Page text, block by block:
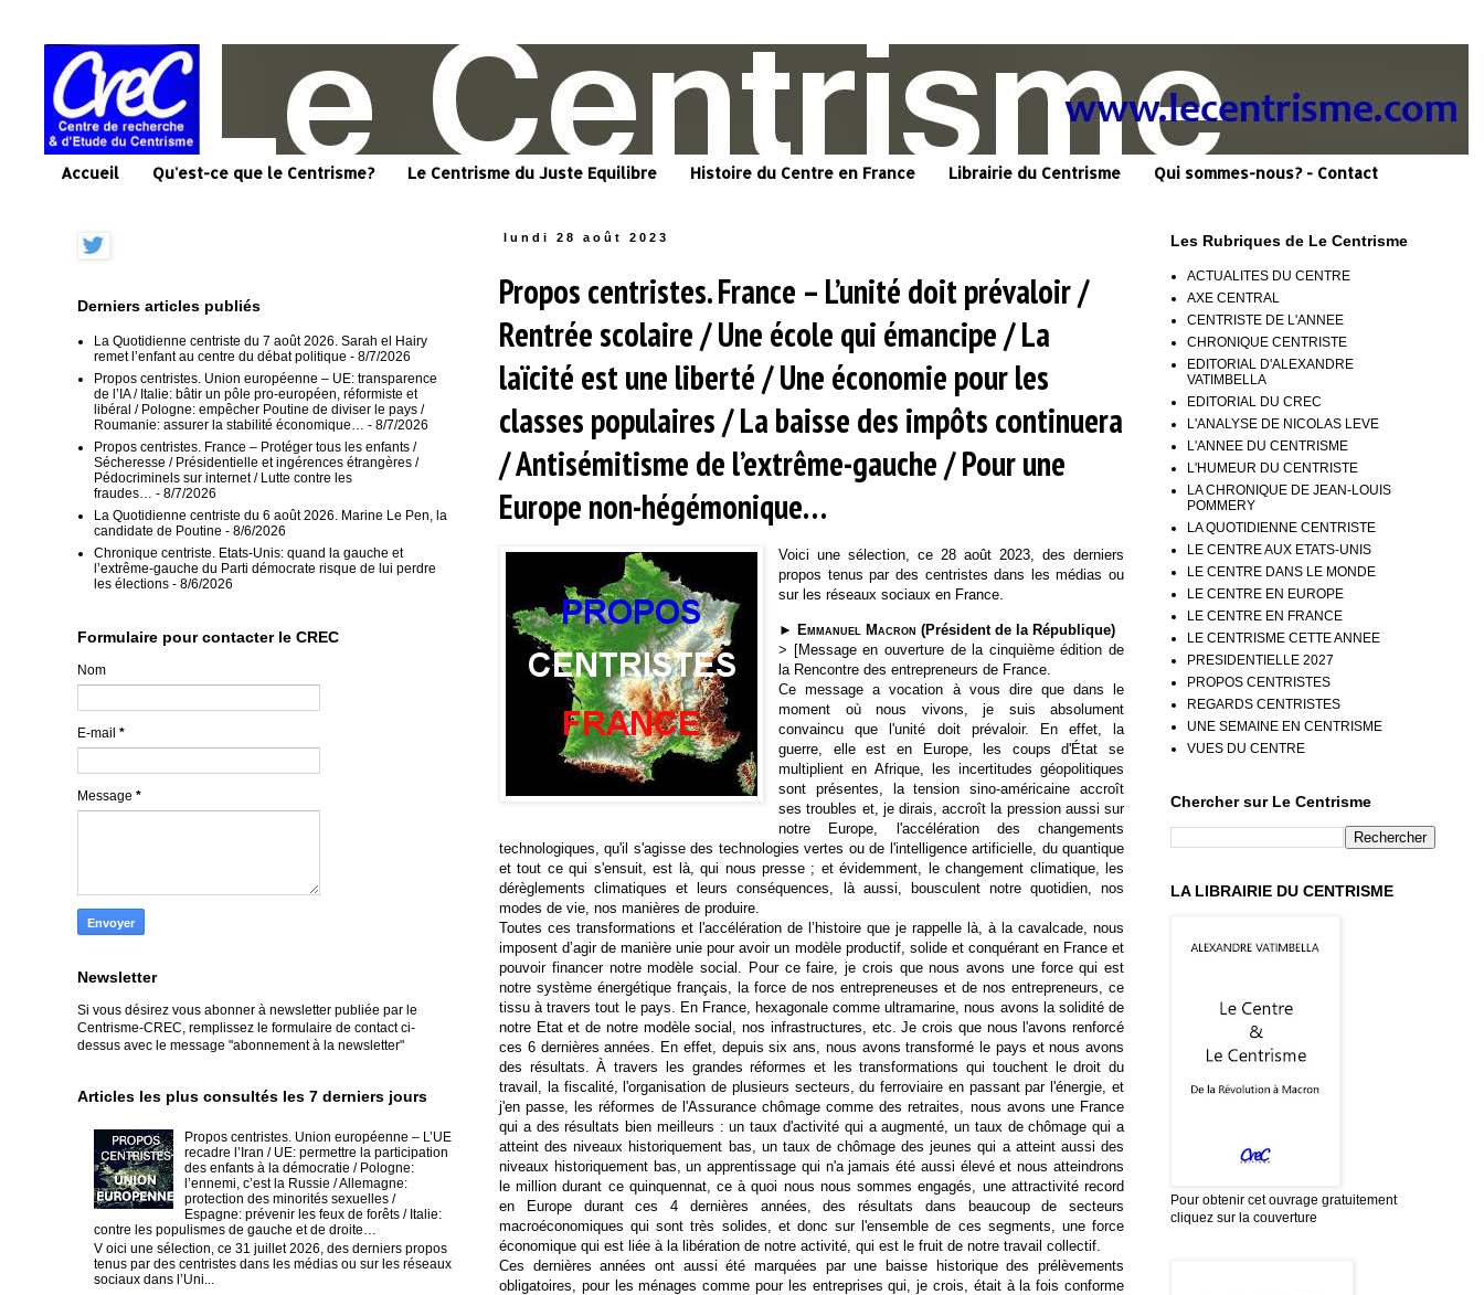
Accueil Qu'est-ce que le Centrisme? Le Centrisme du Juste Equilibre Histoire du Centre en France Librairie du Centrisme Qui sommes-nous? - Contact
lundi 28 août 2023
Propos centristes. France – L’unité doit prévaloir /
Rentrée scolaire / Une école qui émancipe / La
laïcité est une liberté / Une économie pour les
classes populaires / La baisse des impôts continuera
/ Antisémitisme de l’extrême-gauche / Pour une
Europe non-hégémonique…
Voici une sélection, ce 28 août 2023, des derniers
propos tenus par des centristes dans les médias ou
sur les réseaux sociaux en France.
►Emmanuel Macron (Président de la République)
> [Message en ouverture de la cinquième édition de
la Rencontre des entrepreneurs de France.
Ce message a vocation à vous dire que dans le
moment où nous vivons, je suis absolument
convaincu que l'unité doit prévaloir. En effet, la
guerre, elle est en Europe, les coups d'État se
multiplient en Afrique, les incertitudes géopolitiques
sont présentes, la tension sino-américaine accroît
ses troubles et, je dirais, accroît la pression aussi sur
notre Europe, l'accélération des changements
technologiques, qu'il s'agisse des technologies vertes ou de l'intelligence artificielle, du quantique
et tout ce qui s'ensuit, est là, qui nous presse ; et évidemment, le changement climatique, les
dérèglements climatiques et leurs conséquences, là aussi, bousculent notre quotidien, nos
modes de vie, nos manières de produire.
Toutes ces transformations et l'accélération de l’histoire que je rappelle là, à la cavalcade, nous
imposent d’agir de manière unie pour avoir un modèle productif, solide et conquérant en France et
pouvoir financer notre modèle social. Pour ce faire, je crois que nous avons une force qui est
notre système énergétique français, la force de nos entrepreneuses et de nos entrepreneurs, ce
tissu à travers tout le pays. En France, hexagonale comme ultramarine, nous avons la solidité de
notre Etat et de notre modèle social, nos infrastructures, etc. Je crois que nous l'avons renforcé
ces 6 dernières années. En effet, depuis six ans, nous avons transformé le pays et nous avons
des résultats. À travers les grandes réformes et les transformations qui touchent le droit du
travail, la fiscalité, l'organisation de plusieurs secteurs, du ferroviaire en passant par l'énergie, et
j'en passe, les réformes de l'Assurance chômage comme des retraites, nous avons une France
qui a des résultats bien meilleurs : un taux d'activité qui a augmenté, un taux de chômage qui a
atteint des niveaux historiquement bas, un taux de chômage des jeunes qui a atteint aussi des
niveaux historiquement bas, un apprentissage qui n'a jamais été aussi élevé et nous atteindrons
le million durant ce quinquennat, ce à quoi nous nous sommes engagés, une attractivité record
en Europe durant ces 4 dernières années, des résultats dans beaucoup de secteurs
macroéconomiques qui sont très solides, et donc sur l'ensemble de ces segments, une force
économique qui est liée à la libération de notre activité, qui est le fruit de notre travail collectif.
Ces dernières années ont aussi été marquées par une baisse historique des prélèvements
obligatoires, pour les ménages comme pour les entreprises qui, je crois, était à la fois conforme
Derniers articles publiés
La Quotidienne centriste du 7 août 2026. Sarah el Hairy
remet l’enfant au centre du débat politique - 8/7/2026
Propos centristes. Union européenne – UE: transparence
de l’IA / Italie: bâtir un pôle pro-européen, réformiste et
libéral / Pologne: empêcher Poutine de diviser le pays /
Roumanie: assurer la stabilité économique…
- 8/7/2026
Propos centristes. France – Protéger tous les enfants /
Sécheresse / Présidentielle et ingérences étrangères /
Pédocriminels sur internet / Lutte contre les
fraudes…
- 8/7/2026
La Quotidienne centriste du 6 août 2026. Marine Le Pen, la
candidate de Poutine - 8/6/2026
Chronique centriste. Etats-Unis: quand la gauche et
l’extrême-gauche du Parti démocrate risque de lui perdre
les élections - 8/6/2026
Formulaire pour contacter le CREC
Nom
E-mail *
Message *
Newsletter
Si vous désirez vous abonner à newsletter publiée par le
Centrisme-CREC, remplissez le formulaire de contact ci-
dessus avec le message "abonnement à la newsletter"
Articles les plus consultés les 7 derniers jours
Propos centristes. Union européenne – L’UE
recadre l’Iran / UE: permettre la participation
des enfants à la démocratie / Pologne:
l’ennemi, c’est la Russie / Allemagne:
protection des minorités sexuelles /
Espagne: prévenir les feux de forêts / Italie:
contre les populismes de gauche et de droite…
V oici une sélection, ce 31 juillet 2026, des derniers propos
tenus par des centristes dans les médias ou sur les réseaux
sociaux dans l’Uni...
Les Rubriques de Le Centrisme
ACTUALITES DU CENTRE
AXE CENTRAL
CENTRISTE DE L'ANNEE
CHRONIQUE CENTRISTE
EDITORIAL D'ALEXANDRE
VATIMBELLA
EDITORIAL DU CREC
L'ANALYSE DE NICOLAS LEVE
L'ANNEE DU CENTRISME
L'HUMEUR DU CENTRISTE
LA CHRONIQUE DE JEAN-LOUIS
POMMERY
LA QUOTIDIENNE CENTRISTE
LE CENTRE AUX ETATS-UNIS
LE CENTRE DANS LE MONDE
LE CENTRE EN EUROPE
LE CENTRE EN FRANCE
LE CENTRISME CETTE ANNEE
PRESIDENTIELLE 2027
PROPOS CENTRISTES
REGARDS CENTRISTES
UNE SEMAINE EN CENTRISME
VUES DU CENTRE
Chercher sur Le Centrisme
LA LIBRAIRIE DU CENTRISME
Pour obtenir cet ouvrage gratuitement
cliquez sur la couverture